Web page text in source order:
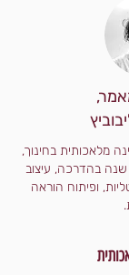
מלאכותית בחינוך,
עם ניסיון של למעלה מ-30 שנה בהדרכה, עיצוב
ופיתוח הוראה